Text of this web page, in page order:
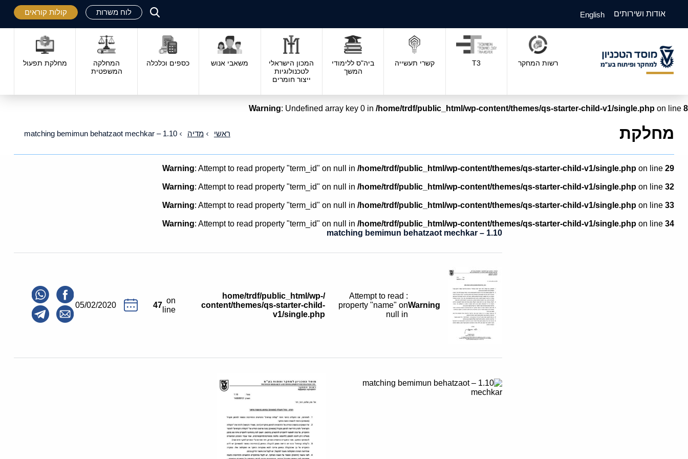
אודות ושירותים English פתח
סגור לוח משרות קולות קוראים
רשות המחקר T3 קשרי תעשייה
ביה"ס ללימודי
המשך
המכון הישראלי
לטכנולוגיות
ייצור חומרים
משאבי אנוש כספים וכלכלה
המחלקה
המשפטית
מחלקת תפעול
Warning: Undefined array key 0 in /home/trdf/public_html/wp-content/themes/qs-starter-child-v1/single.php on line 8
מחלקת ראשי מדיה 1.10 – matching bemimun behatzaot mechkar
Warning: Attempt to read property "term_id" on null in/home/trdf/public_html/wp-content/themes/qs-starter-child-v1/single.php on line29
Warning: Attempt to read property "term_id" on null in/home/trdf/public_html/wp-content/themes/qs-starter-child-v1/single.php on line32
Warning: Attempt to read property "term_id" on null in/home/trdf/public_html/wp-content/themes/qs-starter-child-v1/single.php on line33
Warning: Attempt to read property "term_id" on null in/home/trdf/public_html/wp-content/themes/qs-starter-child-v1/single.php on line34
1.10 – matching bemimun behatzaot mechkar
Warning
: Attempt to read
property "name" on
null in
/home/trdf/public_html/wp-
content/themes/qs-starter-child-
v1/single.php
on
line
47
05/02/2020